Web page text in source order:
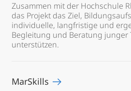
Zusammen mit der Hochschule
das Projekt das Ziel,
individuelle, langfristige und
Begleitung und Beratung junger
unterstützen.
MarSkills